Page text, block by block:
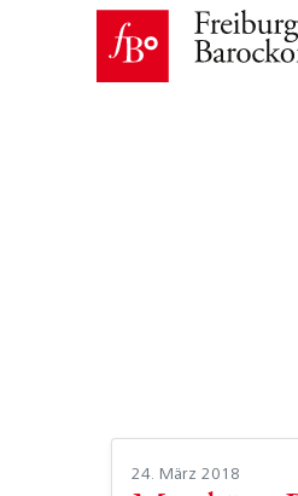
24. März 2018